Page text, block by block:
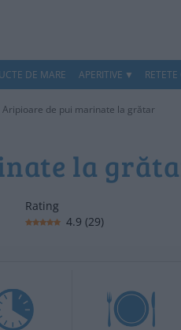
DE MARE APERITIVE
Aripioare de pui marinate la grătar
la
Rating
4.9 (29)